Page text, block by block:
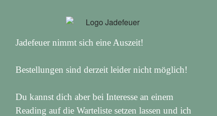
Jadefeuer nimmt sich eine Auszeit!
Bestellungen sind derzeit leider nicht möglich!
Du kannst dich aber bei Interesse an einem
Reading auf die Warteliste setzen lassen und ich